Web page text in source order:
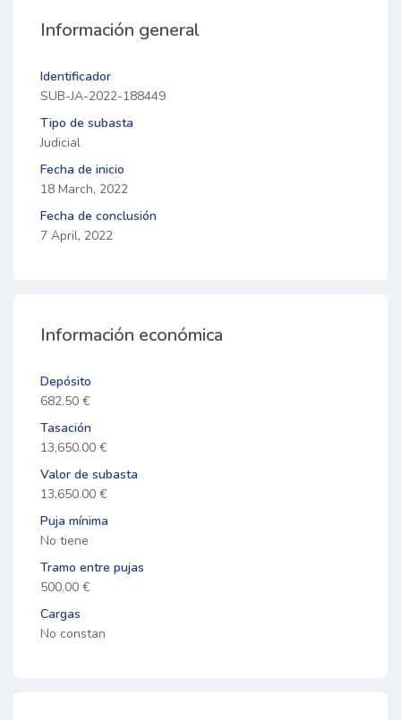
Información general
Identificador
SUB-JA-2022-188449
Tipo de subasta
Judicial
Fecha de inicio
18 March, 2022
Fecha de conclusión
7 April, 2022
Información económica
Depósito
682.50 €
Tasación
13,650.00 €
Valor de subasta
13,650.00 €
Puja mínima
No tiene
Tramo entre pujas
500.00 €
Cargas
No constan